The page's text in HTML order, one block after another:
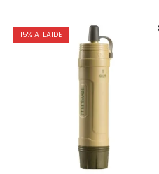
15% ATLAIDE